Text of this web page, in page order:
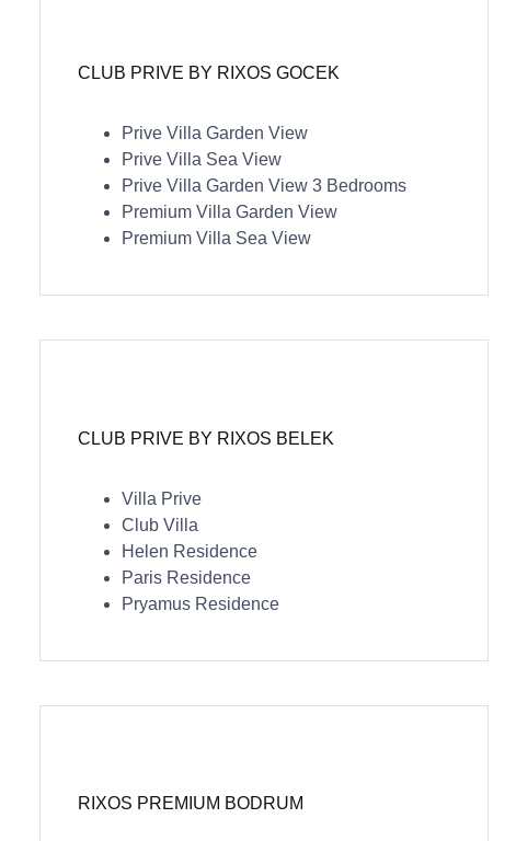
CLUB PRIVE BY RIXOS GOCEK
Prive Villa Garden View
Prive Villa Sea View
Prive Villa Garden View 3 Bedrooms
Premium Villa Garden View
Premium Villa Sea View
CLUB PRIVE BY RIXOS BELEK
Villa Prive
Club Villa
Helen Residence
Paris Residence
Pryamus Residence
RIXOS PREMIUM BODRUM